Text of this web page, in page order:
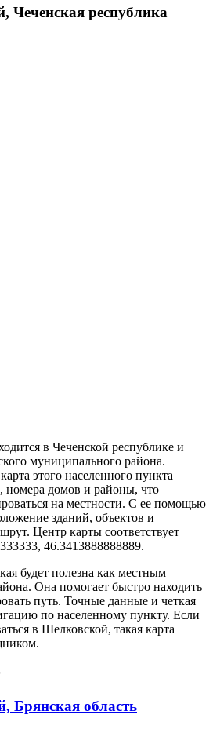
республика
в Чеченской республике и
муниципального района.
этого населенного пункта
номера домов и районы, что
на местности. С ее помощью
зданий, объектов и
Центр карты соответствует
46.3413888888889.
будет полезна как местным
Она помогает быстро находить
путь. Точные данные и четкая
по населенному пункту. Если
в Шелковской, такая карта
Брянская область